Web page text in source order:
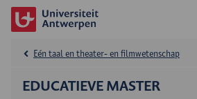
EDUCATIEVE MASTER
Eén taal en theater- en filmwetenschap